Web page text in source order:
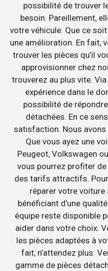
possibilité de trouver
besoin. Pareillement,
votre véhicule. Que ce
une amélioration. En fait,
trouver les pièces qu’il
approvisionner chez
trouverez au plus vite.
expérience dans le
possibilité de
détachées. En ce
satisfaction. Nous
Que vous ayez une
Peugeot, Volkswagen
vous pourrez profiter
des tarifs attractifs.
réparer votre
bénéficiant d’une
équipe reste disponible
aider dans votre choix.
les pièces adaptées à
fait, n’attendez plus.
gamme de pièces